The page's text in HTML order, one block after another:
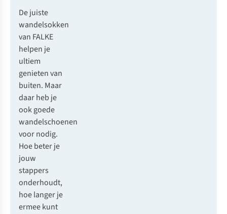
De juiste
wandelsokken
van FALKE
helpen je
ultiem
genieten van
buiten. Maar
daar heb je
ook goede
wandelschoenen
voor nodig.
Hoe beter je
jouw
stappers
onderhoudt,
hoe langer je
ermee kunt